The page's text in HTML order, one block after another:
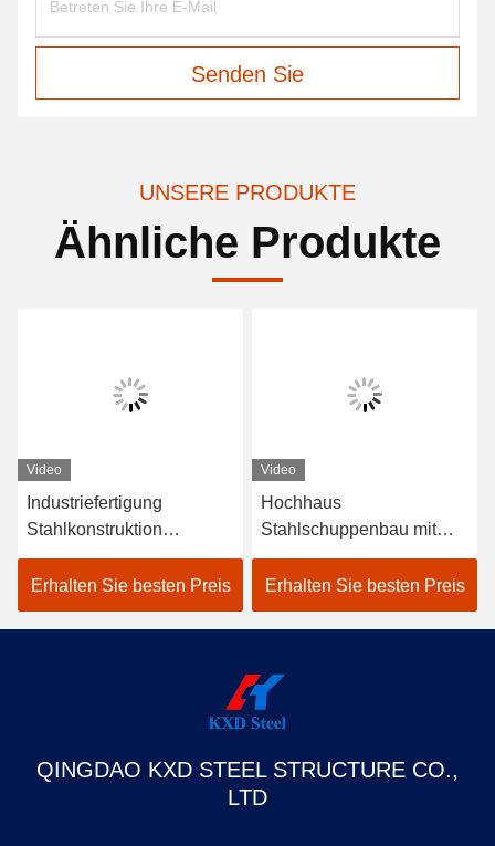
Senden Sie
UNSERE PRODUKTE
Ähnliche Produkte
Video
Industriefertigung
Stahlkonstruktion
Lagerhaus Bau
Bauwirtschaft
Schuppenhaus
Erhalten Sie besten Preis
Video
Hochhaus
Stahlschuppenbau mit
Sandwichwand
Erhalten Sie besten Preis
QINGDAO KXD STEEL STRUCTURE CO.,
LTD